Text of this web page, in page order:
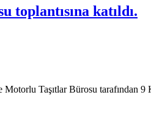
katıldı.
Taşıtlar Bürosu tarafından